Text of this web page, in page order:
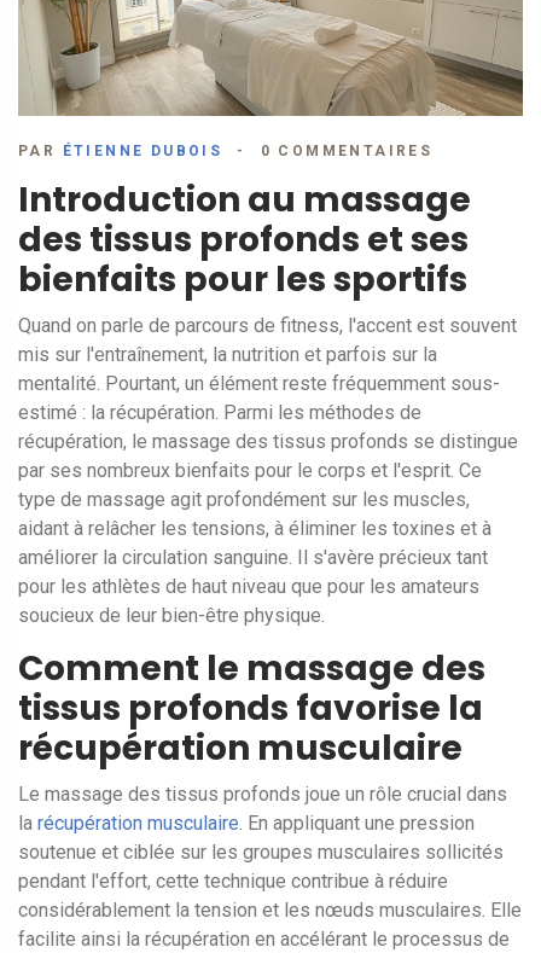
PAR ÉTIENNE DUBOIS 0 COMMENTAIRES
Introduction au massage
des tissus profonds et ses
bienfaits pour les sportifs
Quand on parle de parcours de fitness, l'accent est souvent
mis sur l'entraînement, la nutrition et parfois sur la
mentalité. Pourtant, un élément reste fréquemment sous-
estimé : la récupération. Parmi les méthodes de
récupération, le massage des tissus profonds se distingue
par ses nombreux bienfaits pour le corps et l'esprit. Ce
type de massage agit profondément sur les muscles,
aidant à relâcher les tensions, à éliminer les toxines et à
améliorer la circulation sanguine. Il s'avère précieux tant
pour les athlètes de haut niveau que pour les amateurs
soucieux de leur bien-être physique.
Comment le massage des
tissus profonds favorise la
récupération musculaire
Le massage des tissus profonds joue un rôle crucial dans
la récupération musculaire. En appliquant une pression
soutenue et ciblée sur les groupes musculaires sollicités
pendant l'effort, cette technique contribue à réduire
considérablement la tension et les nœuds musculaires. Elle
facilite ainsi la récupération en accélérant le processus de